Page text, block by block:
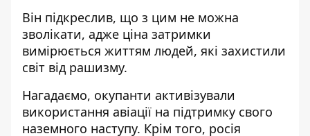
Він підкреслив, що з цим не можна
зволікати, адже ціна затримки
вимірюється життям людей, які захистили
світ від рашизму.
Нагадаємо, окупанти активізували
використання авіації на підтримку свого
наземного наступу. Крім того, росія